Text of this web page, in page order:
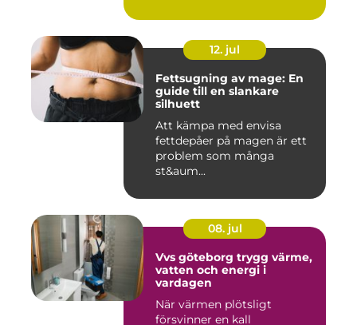
12. jul
Fettsugning av mage: En
guide till en slankare
silhuett
Att kämpa med envisa
fettdepåer på magen är ett
problem som många
st&aum...
08. jul
Vvs göteborg trygg värme,
vatten och energi i
vardagen
När värmen plötsligt
försvinner en kall